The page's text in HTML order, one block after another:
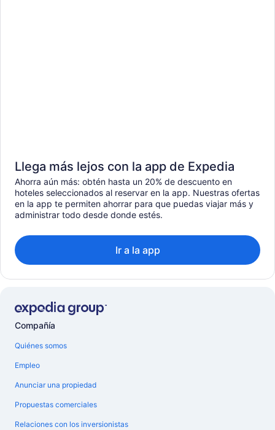
Llega más lejos con la app de Expedia
Ahorra aún más: obtén hasta un 20% de descuento en
hoteles seleccionados al reservar en la app. Nuestras ofertas
en la app te permiten ahorrar para que puedas viajar más y
administrar todo desde donde estés.
Ir a la app
Compañía
Quiénes somos
Empleo
Anunciar una propiedad
Propuestas comerciales
Relaciones con los inversionistas